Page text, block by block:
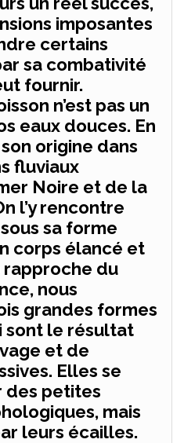
imposantes
certains
sa combativité
fournir.
n’est pas un
eaux douces. En
origine dans
fluviaux
Noire et de la
l’y rencontre
sa forme
corps élancé et
du
nous
grandes formes
sont le résultat
et de
Elles se
des petites
mais
leurs écailles.